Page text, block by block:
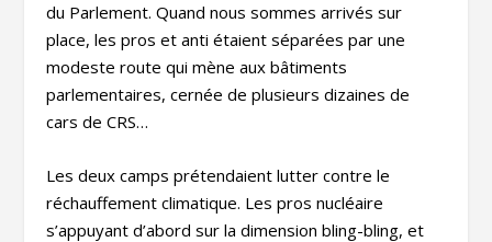
du Parlement. Quand nous sommes arrivés sur
place, les pros et anti étaient séparées par une
modeste route qui mène aux bâtiments
parlementaires, cernée de plusieurs dizaines de
cars de CRS…
Les deux camps prétendaient lutter contre le
réchauffement climatique. Les pros nucléaire
s’appuyant d’abord sur la dimension bling-bling, et